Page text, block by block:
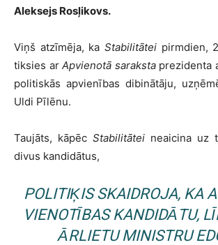
Aleksejs Rosļikovs.
Viņš atzīmēja, ka Stabilitātei pirmdien,
tiksies ar Apvienotā sarakstaprezidenta
politiskās apvienības dibinātāju,
Uldi Pīlēnu.
Taujāts, kāpēc Stabilitātei neaicina uz
divus kandidātus,
POLITIĶIS SKAIDROJA, KA
VIENOTĪBAS KANDIDĀTU,
ĀRLIETU MINISTRU